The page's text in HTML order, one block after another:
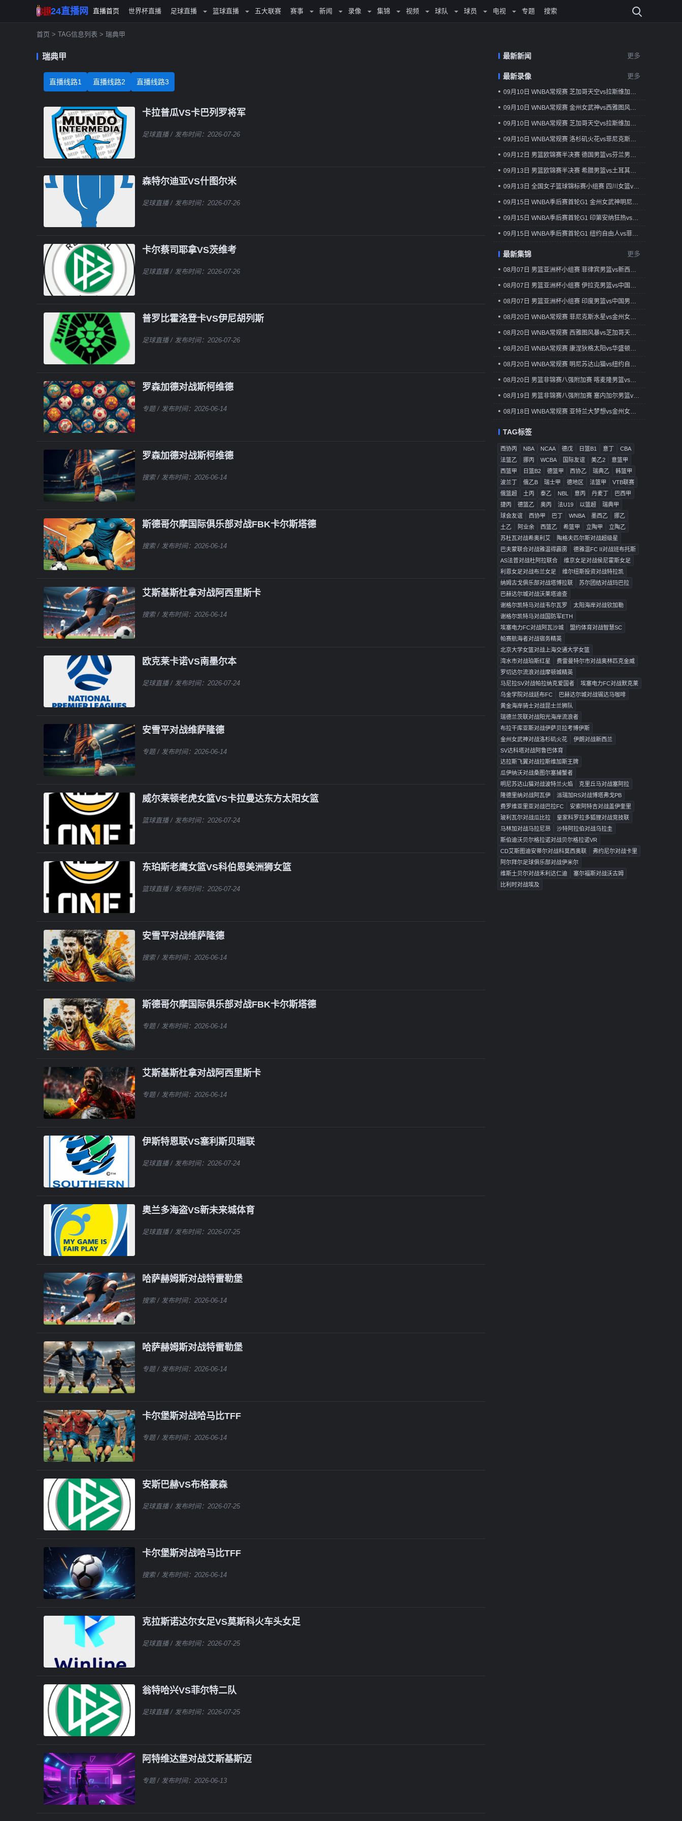
24直播网 直播首页 世界杯直播 足球直播 篮球直播 五大联赛 赛事 新闻 录像 集锦 视频 球队 球员 电视 专题 搜索
首页 > TAG信息列表 > 瑞典甲
瑞典甲
直播线路1 直播线路2 直播线路3
卡拉普瓜VS卡巴列罗将军
足球直播/ 发布时间：2026-07-26
森特尔迪亚VS什图尔米
足球直播/ 发布时间：2026-07-26
卡尔蔡司耶拿VS茨维考
足球直播/ 发布时间：2026-07-26
普罗比霍洛登卡VS伊尼胡列斯
足球直播/ 发布时间：2026-07-26
罗森加德对战斯柯维德
专题/ 发布时间：2026-06-14
罗森加德对战斯柯维德
搜索/ 发布时间：2026-06-14
斯德哥尔摩国际俱乐部对战FBK卡尔斯塔德
搜索/ 发布时间：2026-06-14
艾斯基斯杜拿对战阿西里斯卡
搜索/ 发布时间：2026-06-14
欧克莱卡诺VS南墨尔本
足球直播/ 发布时间：2026-07-24
安雪平对战维萨隆德
专题/ 发布时间：2026-06-14
威尔莱顿老虎女篮VS卡拉曼达东方太阳女篮
篮球直播/ 发布时间：2026-07-24
东珀斯老鹰女篮VS科伯恩美洲狮女篮
篮球直播/ 发布时间：2026-07-24
安雪平对战维萨隆德
搜索/ 发布时间：2026-06-14
斯德哥尔摩国际俱乐部对战FBK卡尔斯塔德
专题/ 发布时间：2026-06-14
艾斯基斯杜拿对战阿西里斯卡
专题/ 发布时间：2026-06-14
伊斯特恩联VS塞利斯贝瑞联
足球直播/ 发布时间：2026-07-24
奥兰多海盗VS新未来城体育
足球直播/ 发布时间：2026-07-25
哈萨赫姆斯对战特雷勒堡
搜索/ 发布时间：2026-06-14
哈萨赫姆斯对战特雷勒堡
专题/ 发布时间：2026-06-14
卡尔堡斯对战哈马比TFF
专题/ 发布时间：2026-06-14
安斯巴赫VS布格豪森
足球直播/ 发布时间：2026-07-25
卡尔堡斯对战哈马比TFF
搜索/ 发布时间：2026-06-14
克拉斯诺达尔女足VS莫斯科火车头女足
足球直播/ 发布时间：2026-07-25
翁特哈兴VS菲尔特二队
足球直播/ 发布时间：2026-07-25
阿特维达堡对战艾斯基斯迈
专题/ 发布时间：2026-06-13
最新新闻 更多
最新录像 更多
09月10日 WNBA常规赛 芝加哥天空vs拉斯维加斯王牌 全场录像回放
09月10日 WNBA常规赛 金州女武神vs西雅图风暴 全场录像回放
09月10日 WNBA常规赛 芝加哥天空vs拉斯维加斯王牌 全场录像回放
09月10日 WNBA常规赛 洛杉矶火花vs菲尼克斯水星 全场录像回放
09月12日 男篮欧锦赛半决赛 德国男篮vs芬兰男篮 全场录像回放
09月13日 男篮欧锦赛半决赛 希腊男篮vs土耳其男篮 全场录像回放
09月13日 全国女子篮球锦标赛小组赛 四川女篮vs厦门女篮 全场录像回放
09月15日 WNBA季后赛首轮G1 金州女武神明尼苏达山猫 全场录像回放
09月15日 WNBA季后赛首轮G1 印第安纳狂热vs亚特兰大梦想 全场录像回放
09月15日 WNBA季后赛首轮G1 纽约自由人vs菲尼克斯水星 全场录像回放
最新集锦 更多
08月07日 男篮亚洲杯小组赛 菲律宾男篮vs新西兰男篮 全场录像回放
08月07日 男篮亚洲杯小组赛 伊拉克男篮vs中国台北男篮 全场录像回放
08月07日 男篮亚洲杯小组赛 印度男篮vs中国男篮 全场录像
08月20日 WNBA常规赛 菲尼克斯水星vs金州女武神 全场录像回放
08月20日 WNBA常规赛 西雅图风暴vs芝加哥天空 全场录像回放
08月20日 WNBA常规赛 康涅狄格太阳vs华盛顿神秘人 全场录像回放
08月20日 WNBA常规赛 明尼苏达山猫vs纽约自由人 全场录像回放
08月20日 男篮非锦赛八强附加赛 喀麦隆男篮vs民主刚果男篮 全场录像回放
08月19日 男篮非锦赛八强附加赛 塞内加尔男篮vs南苏丹男篮 全场录像回放
08月18日 WNBA常规赛 亚特兰大梦想vs金州女武神 全场录像回放
TAG标签
西协丙 NBA NCAA 德戊 日篮B1 意丁
CBA
法篮乙
挪丙 WCBA 国际友谊 美乙2
意篮甲
西篮甲
日篮B2 德篮甲 西协乙 瑞典乙
韩篮甲
波兰丁
俄乙B 瑞士甲 德地区 法篮甲
VTB联赛
俄篮超
土丙 泰乙 NBL 意丙 丹麦丁
巴西甲
捷丙
德篮乙 奥丙 法U19 以篮超
瑞典甲
球会友谊
西协甲 巴丁 WNBA 墨西乙
挪乙
土乙
阿业余 西篮乙 希篮甲 立陶甲
立陶乙
苏杜瓦对战希奥利艾
陶格夫匹尔斯对战超级星
巴夫蒙联合对战雅温得霹雳
德雅温FC II对战班布托斯
AS法普对战杜阿拉联合
维京女足对战侯尼霍斯女足
利恩女足对战布兰女足
维尔纽斯投资对战特拉凯
纳姆古戈俱乐部对战塔博拉联
苏尔团结对战玛巴拉
巴赫达尔城对战沃莱塔迪查
谢格尔凯特马对战韦尔瓦罗
太阳海岸对战钦加勒
谢格尔凯特马对战国防军ETH
埃塞电力FC对战阿瓦沙城
盟约体育对战智慧SC
帕赛航海者对战宿务精英
北京大学女篮对战上海交通大学女篮
湾水市对战珀斯红星
费雷曼特尔市对战奥林匹克金威
罗切达尔流浪对战摩顿城精英
马尼拉SV对战帕拉纳克爱国者
埃塞电力FC对战默克莱
乌金学院对战廷布FC
巴赫达尔城对战锡达马咖啡
黄金海岸骑士对战昆士兰狮队
瑞德兰茨联对战阳光海岸流浪者
布拉干库亚斯对战伊萨贝拉考博伊斯
金州女武神对战洛杉矶火花
伊朗对战新西兰
SV达科塔对战阿鲁巴体育
达拉斯飞翼对战拉斯维加斯王牌
瓜伊纳沃对战桑图尔塞捕蟹者
明尼苏达山猫对战波特兰火焰
克里丘马对战塞阿拉
隆德里纳对战阿瓦伊
派瑞加RS对战博塔弗戈PB
费罗维亚里亚对战巴拉FC
安索阿特吉对战盖伊奎里
玻利瓦尔对战瓜比拉
皇家科罗拉多狐狸对战竞技联
马林加对战马拉尼昂
沙特阿拉伯对战乌拉圭
斯伯迪沃贝尔格拉诺对战贝尔格拉诺VR
CD艾斯图迪安蒂尔对战科莫西奥联
弗约尼尔对战卡里
阿尔拜尔足球俱乐部对战伊米尔
维斯土贝尔对战禾利达仁迪
塞尔福斯对战沃古姆
比利时对战埃及